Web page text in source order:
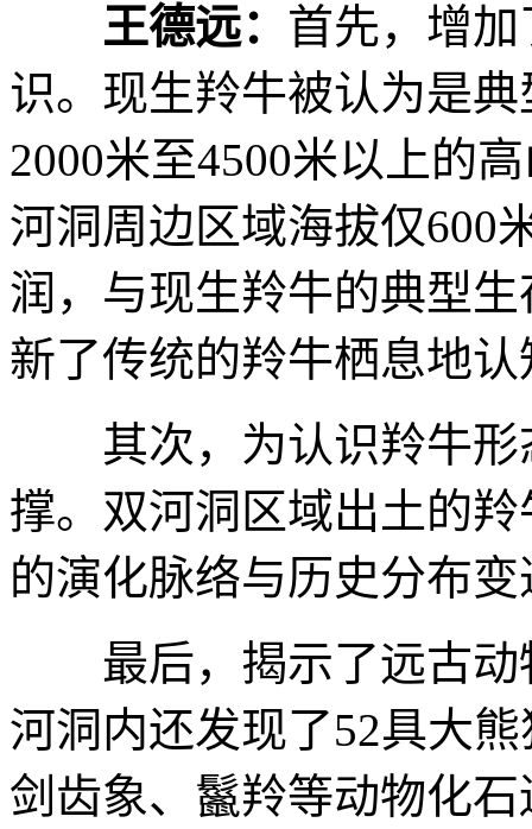
王德远： 首先，增
识。现生羚牛被认为是
2000米至4500米以上的
河洞周边区域海拔仅600
润，与现生羚牛的典型
新了传统的羚牛栖息地认
其次，为认识羚牛形
撑。双河洞区域出土的
的演化脉络与历史分布
最后，揭示了远古动
河洞内还发现了52具大
剑齿象、鬣羚等动物化